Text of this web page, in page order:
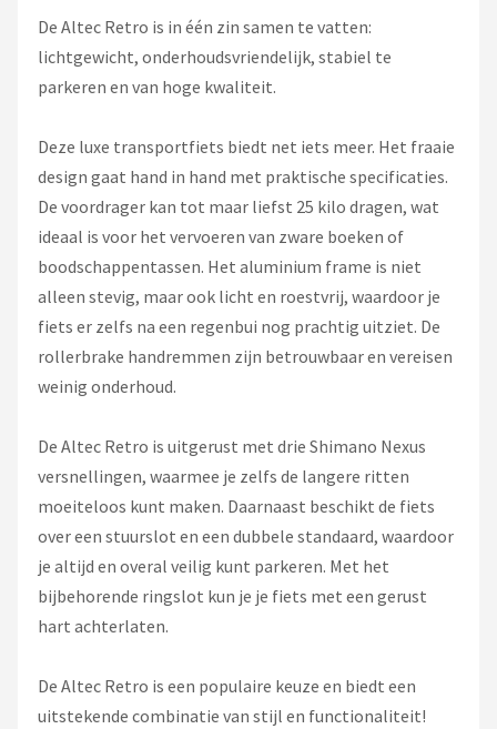
Shimano
Cortina
Alle merken →
De Altec Retro is in één zin samen te vatten:
lichtgewicht, onderhoudsvriendelijk, stabiel te
parkeren en van hoge kwaliteit.
Deze luxe transportfiets biedt net iets meer. Het fraaie
design gaat hand in hand met praktische specificaties.
De voordrager kan tot maar liefst 25 kilo dragen, wat
ideaal is voor het vervoeren van zware boeken of
boodschappentassen. Het aluminium frame is niet
alleen stevig, maar ook licht en roestvrij, waardoor je
fiets er zelfs na een regenbui nog prachtig uitziet. De
rollerbrake handremmen zijn betrouwbaar en vereisen
weinig onderhoud.
De Altec Retro is uitgerust met drie Shimano Nexus
versnellingen, waarmee je zelfs de langere ritten
moeiteloos kunt maken. Daarnaast beschikt de fiets
over een stuurslot en een dubbele standaard, waardoor
je altijd en overal veilig kunt parkeren. Met het
bijbehorende ringslot kun je je fiets met een gerust
hart achterlaten.
De Altec Retro is een populaire keuze en biedt een
uitstekende combinatie van stijl en functionaliteit!